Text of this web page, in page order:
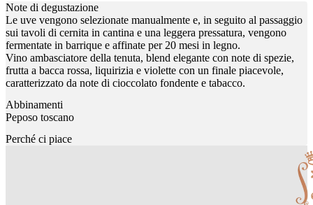
Note di degustazione
Le uve vengono selezionate manualmente e, in seguito al passaggio
sui tavoli di cernita in cantina e una leggera pressatura, vengono
fermentate in barrique e affinate per 20 mesi in legno.
Vino ambasciatore della tenuta, blend elegante con note di spezie,
frutta a bacca rossa, liquirizia e violette con un finale piacevole,
caratterizzato da note di cioccolato fondente e tabacco.
Abbinamenti
Peposo toscano
Perché ci piace